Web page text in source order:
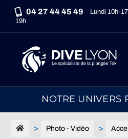
Passer
04 27 44 45 49
Lundi 10h-
19h
NOTRE UNIVERS
Photo - Vidéo